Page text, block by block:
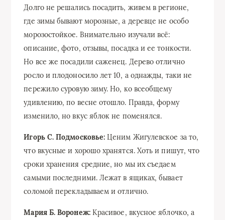
Долго не решались посадить, живем в регионе,
где зимы бывают морозные, а деревце не особо
морозостойкое. Внимательно изучали всё:
описание, фото, отзывы, посадка и ее тонкости.
Но все же посадили саженец. Дерево отлично
росло и плодоносило лет 10, а однажды, таки не
пережило суровую зиму. Но, ко всеобщему
удивлению, по весне отошло. Правда, форму
изменило, но вкус яблок не поменялся.
Игорь С. Подмосковье: Ценим Жигулевское за то,
что вкусные и хорошо хранятся. Хоть и пишут, что
сроки хранения средние, но мы их съедаем
самыми последними. Лежат в ящиках, бывает
соломой перекладываем и отлично.
Мария Б. Воронеж:Красивое, вкусное яблочко, а